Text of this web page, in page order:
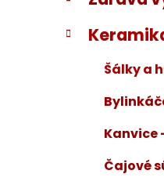
n
e
Šálky a
Kanvice
Čajové